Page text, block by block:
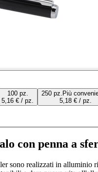
100 pz.
5,16 € / pz.
250 pz. Più
5,18 € / pz.
con penna a
sono realizzati in